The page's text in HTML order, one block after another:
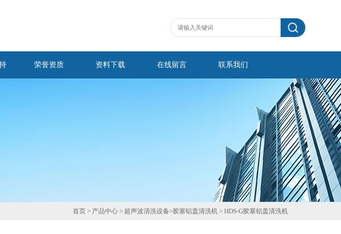
荣誉资质 资料下载 在线留言 联系我们
首页 > 产品中心 > 超声波清洗设备>胶塞铝盖清洗机 > HDS-G胶塞铝盖清洗机